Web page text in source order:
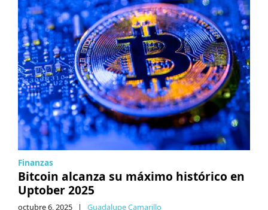
Finanzas
Bitcoin alcanza su máximo histórico en
Uptober 2025
octubre 6, 2025 | Guadalupe Camarillo